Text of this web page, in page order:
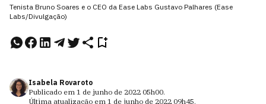
Tenista Bruno Soares e o CEO da Ease Labs Gustavo Palhares (Ease
Labs/Divulgação)
Isabela Rovaroto
Publicado em 1 de junho de 2022 05h00.
Última atualização em 1 de junho de 2022 09h45.